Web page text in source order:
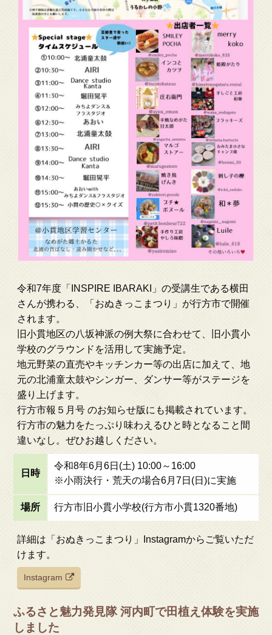
令和7年度「INSPIRE IBARAKI」の受講生である横田
さんが携わる、「おぬきっこまつり」が行方市で開催
されます。
旧小貫地区の八坂神派の例大祭に合わせて、旧小貫小
学校のグラウンドを活用して実施予定。
地元野菜の直売やキッチンカー等の出店に加えて、地
元の北浦童太鼓やシンガー、ダンサー等がステージを
盛り上げます。
行方市報５月号 のお知らせ版にも掲載されています。
行方市の魅力をたっぷり味わえるひと時となること間
違いなし。ぜひお越しください。
日時
令和8年6月6日(土) 10:00～16:00
※小雨決行・荒天の場合6月7日(日)に実施
場所 行方市旧小貫小学校(行方市小貫1320番地)
詳細は「おぬきっこまつり」Instagramからご覧いただ
けます。
Instagram
ふるさと魅力発見隊 河内町で田植え体験を実施
しました